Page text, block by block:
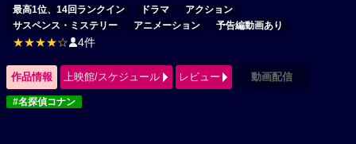
最高1位、14回ランクイン ドラマ
アクション
サスペンス・ミステリー
アニメーション 予告編動画あり
★★★★☆ 4件
作品情報 上映館/スケジュール レビュー 動画配信
#名探偵コナン